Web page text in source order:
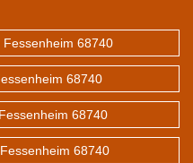
68740
68740
68740
68740